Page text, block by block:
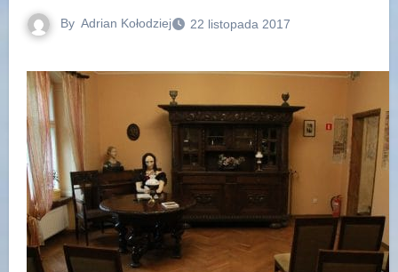
By Adrian Kołodziej 22 listopada 2017